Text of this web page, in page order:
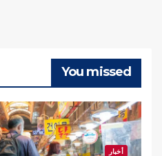
You missed
أخبار